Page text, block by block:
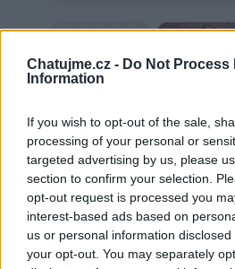
Chatujme.cz - Do Not Process
Information
If you wish to opt-out of the sale,
processing of your personal or
targeted advertising by us, please
section to confirm your selection.
opt-out request is processed you
interest-based ads based on
us or personal information
your opt-out. You may separately
Zaslané fotky